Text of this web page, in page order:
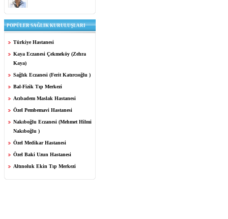
POPÜLER SAĞLIK KURULUŞLARI
Türkiye Hastanesi
Kaya Eczanesi Çekmeköy (Zehra
Kaya)
Sağlık Eczanesi (Ferit Katırcıoğlu )
Bal-Fizik Tıp Merkezi
Acıbadem Maslak Hastanesi
Özel Pembemavi Hastanesi
Nakıboğlu Eczanesi (Mehmet Hilmi
Nakıboğlu )
Özel Medikar Hastanesi
Özel Baki Uzun Hastanesi
Altınoluk Ekin Tıp Merkezi